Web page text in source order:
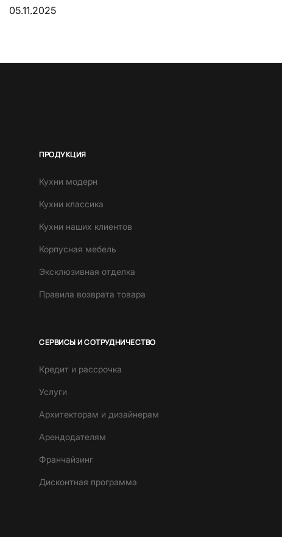
05.11.2025
ПРОДУКЦИЯ
Кухни модерн
Кухни классика
Кухни наших клиентов
Корпусная мебель
Эксклюзивная отделка
Правила возврата товара
СЕРВИСЫ И СОТРУДНИЧЕСТВО
Кредит и рассрочка
Услуги
Архитекторам и дизайнерам
Арендодателям
Франчайзинг
Дисконтная программа